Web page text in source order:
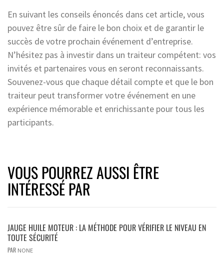
En suivant les conseils énoncés dans cet article, vous
pouvez être sûr de faire le bon choix et de garantir le
succès de votre prochain événement d’entreprise.
N’hésitez pas à investir dans un traiteur compétent: vos
invités et partenaires vous en seront reconnaissants.
Souvenez-vous que chaque détail compte et que le bon
traiteur peut transformer votre événement en une
expérience mémorable et enrichissante pour tous les
participants.
VOUS POURREZ AUSSI ÊTRE
INTÉRESSÉ PAR
JAUGE HUILE MOTEUR : LA MÉTHODE POUR VÉRIFIER LE NIVEAU EN
TOUTE SÉCURITÉ
PAR NONE